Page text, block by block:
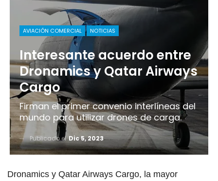
AVIACIÓN COMERCIAL NOTICIAS
Interesante acuerdo entre
Dronamics y Qatar Airways
Cargo
Firman el primer convenio interlíneas del
mundo para utilizar drones de carga.
Publicado elDic 5, 2023
Dronamics y Qatar Airways Cargo, la mayor